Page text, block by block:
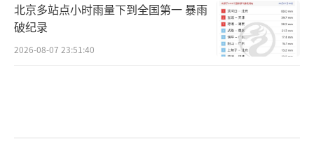
北京多站点小时雨量下到全国第一 暴雨
破纪录
2026-08-07 23:51:40